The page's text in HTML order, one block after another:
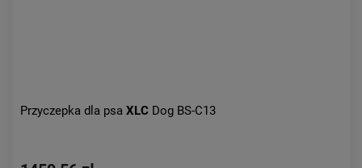
Przyczepka dla psa XLC Dog BS-C13